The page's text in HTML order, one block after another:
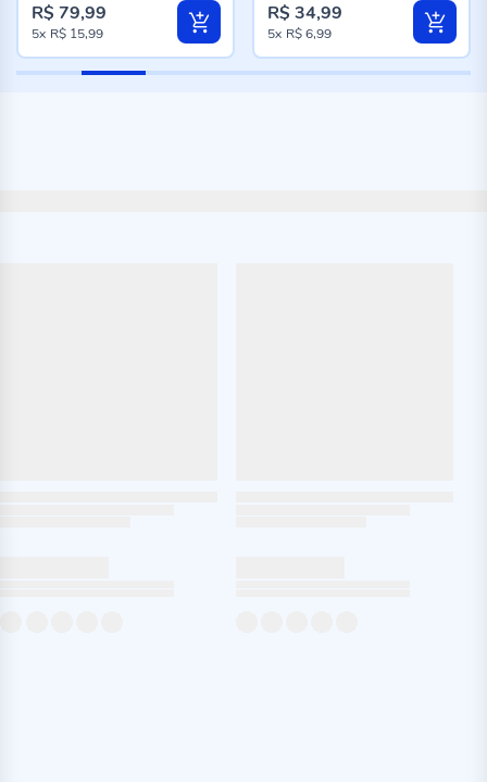
R$ 79,99
5x R$ 15,99
R$ 34,99
5x R$ 6,99